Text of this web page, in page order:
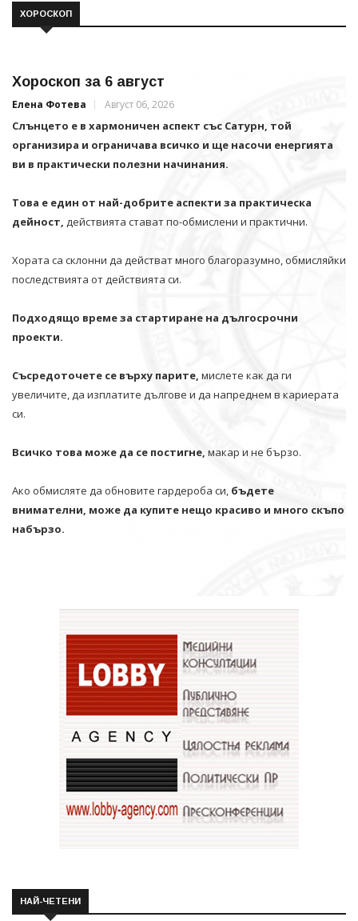
ХОРОСКОП
Хороскоп за 6 август
Елена Фотева Август 06, 2026
Слънцето е в хармоничен аспект със Сатурн, той
организира и ограничава всичко и щe насочи енергията
ви в практически полезни начинания.
Това е един от най-добрите аспекти за практическа
дейност, действията стават по-обмислени и практични.
Хората са склонни да действат много благоразумно, обмисляйки
последствията от действията си.
Подходящо време за стартиране на дългосрочни
проекти.
Съсредоточете се върху парите, мислете как да ги
увеличите, да изплатите дългове и да напреднем в кариерата
си.
Всичко това може да се постигне, макар и не бързо.
Ако обмисляте да обновите гардероба си, бъдете
внимателни, може да купите нещо красиво и много скъпо
набързо.
НАЙ-ЧЕТЕНИ